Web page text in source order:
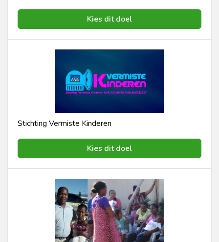
Kies dit doel
Stichting Vermiste Kinderen
Kies dit doel